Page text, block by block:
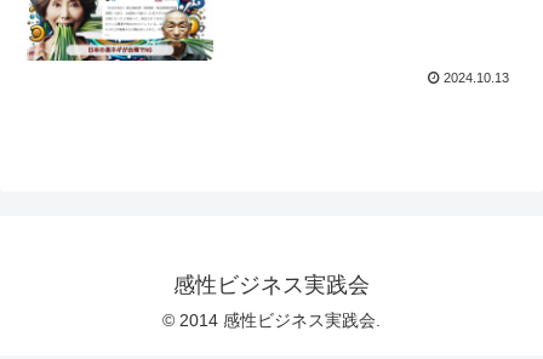
2024.10.13
感性ビジネス実践会
© 2014 感性ビジネス実践会.